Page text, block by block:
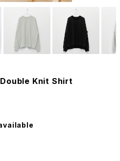
Double Knit Shirt